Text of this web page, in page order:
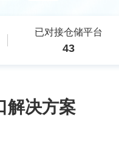
已对接仓储平台
43
解决方案